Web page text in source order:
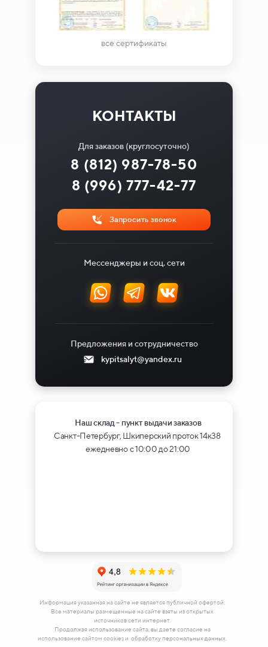
все сертификаты
КОНТАКТЫ
Для заказов (круглосуточно)
8 (996) 777-42-77
8 (812) 987-78-50
Запросить звонок
Мессенджеры и соц. сети
Предложения и сотрудничество
kypitsalyt@yandex.ru
Наш склад - пункт выдачи заказов
Санкт-Петербург, Шкиперский проток 14к38
ежедневно с 10:00 до 21:00
Информация указанная на сайте не является публичной офертой.
Все материалы размещенные на сайте взяты из открытых
источников сети интернет.
Продолжая использование сайта, вы даете согласие на
использование сайтом cookies и обработку персональных данных.